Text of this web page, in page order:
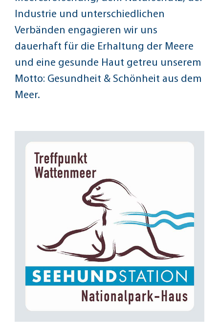
Industrie und unterschiedlichen
Verbänden engagieren wir uns
dauerhaft für die Erhaltung der Meere
und eine gesunde Haut getreu unserem
Motto: Gesundheit & Schönheit aus dem
Meer.